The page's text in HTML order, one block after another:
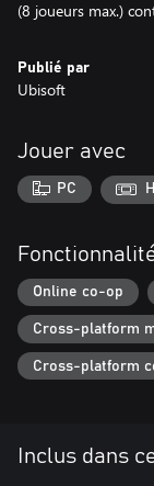
Publié par
Ubisoft
Jouer avec
PC
Online co-op
Cross-platform
Cross-platform
Inclus dans